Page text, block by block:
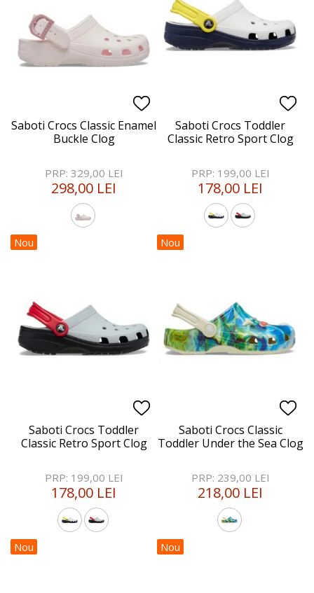
Saboti Crocs Classic Enamel
Buckle Clog
PRP: 329,00 LEI
298,00 LEI
Saboti Crocs Toddler
Classic Retro Sport Clog
PRP: 199,00 LEI
178,00 LEI
Nou
Saboti Crocs Toddler
Classic Retro Sport Clog
PRP: 199,00 LEI
178,00 LEI
Nou
Saboti Crocs Classic
Toddler Under the Sea Clog
PRP: 239,00 LEI
218,00 LEI
Nou Nou